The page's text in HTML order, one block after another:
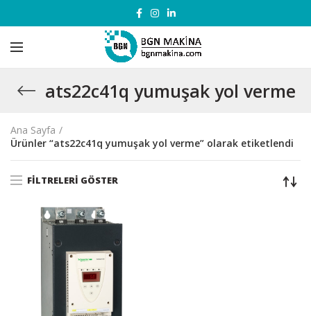
ats22c41q yumuşak yol verme
Ana Sayfa
Ürünler “ats22c41q yumuşak yol verme” olarak etiketlendi
FILTRELERI GÖSTER